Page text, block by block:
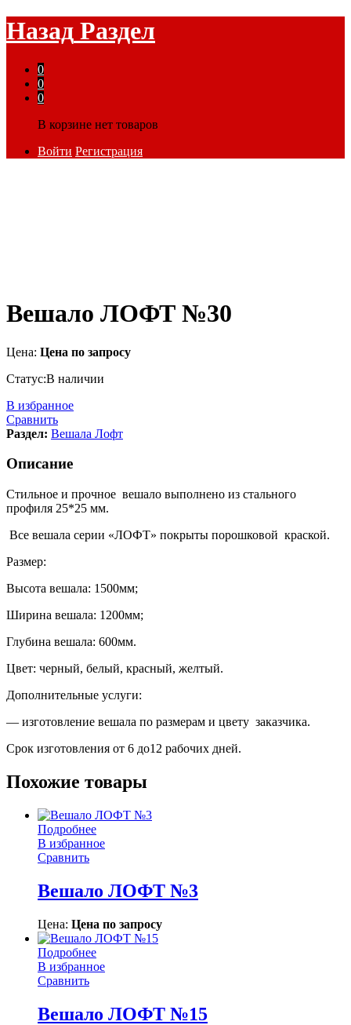
Назад Раздел
0
0
0
В корзине нет товаров
Войти Регистрация
Вешало ЛОФТ №30
Цена: Цена по запросу
Статус:В наличии
В избранное
Сравнить
Раздел: Вешала Лофт
Описание
Стильное и прочное вешало выполнено из стального
профиля 25*25 мм.
Все вешала серии «ЛОФТ» покрыты порошковой краской.
Размер:
Высота вешала: 1500мм;
Ширина вешала: 1200мм;
Глубина вешала: 600мм.
Цвет: черный, белый, красный, желтый.
Дополнительные услуги:
— изготовление вешала по размерам и цвету заказчика.
Срок изготовления от 6 до12 рабочих дней.
Похожие товары
Подробнее
В избранное
Сравнить
Вешало ЛОФТ №3
Цена: Цена по запросу
Подробнее
В избранное
Сравнить
Вешало ЛОФТ №15